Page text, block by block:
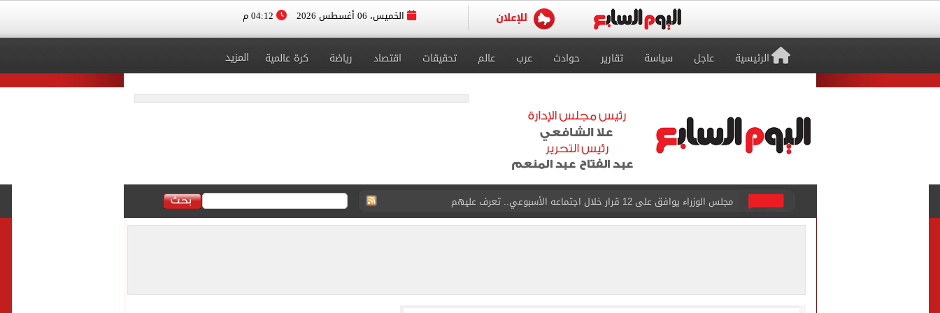
الخميس، 06 أغسطس 2026
الرئيسية عاجل سياسة تقارير حوادث عرب عالم تحقيقات اقتصاد رياضة كرة عالمية المزيد
وزير التخطيط: معدل البطالة تراجع إلى 5.8% خلال الربع الثاني من عام 2026
الشيوخ الأمريكي يواجه "الإخوان".. توصيات بالتحقيق في تمويل الإرهاب
وزارة الداخلية تعلن بدء التقديم لحج القرعة 12 أغسطس